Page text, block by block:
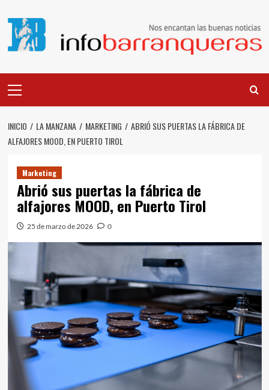
contenido
principal
INICIO LA MANZANA MARKETING
ABRIÓ SUS PUERTAS LA FÁBRICA DE
ALFAJORES MOOD, EN PUERTO TIROL
Marketing
Abrió sus puertas la fábrica de
alfajores MOOD, en Puerto Tirol
25 de marzo de 2026 0